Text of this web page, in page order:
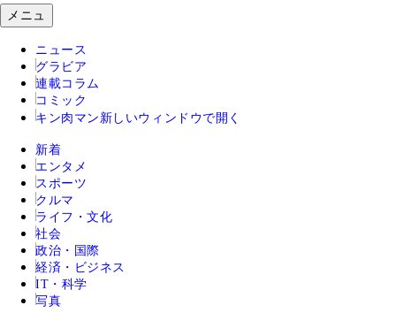
メニュ
ニュース
グラビア
連載コラム
コミック
キン肉マン 新しいウィンドウで開く
新着
エンタメ
スポーツ
クルマ
ライフ・文化
社会
政治・国際
経済・ビジネス
IT・科学
写真